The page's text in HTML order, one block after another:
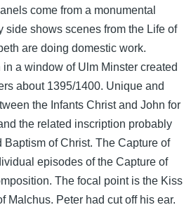
come from a monumental
side shows scenes from the Life of
are doing domestic work.
a window of Ulm Minster created
about 1395/1400. Unique and
the Infants Christ and John for
the related inscription probably
Baptism of Christ. The Capture of
episodes of the Capture of
The focal point is the Kiss
Malchus. Peter had cut off his ear.